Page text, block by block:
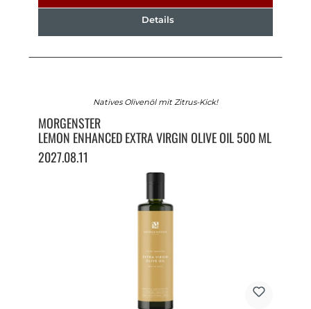
Details
Natives Olivenöl mit Zitrus-Kick!
MORGENSTER
LEMON ENHANCED EXTRA VIRGIN OLIVE OIL 500 ML
2027.08.11